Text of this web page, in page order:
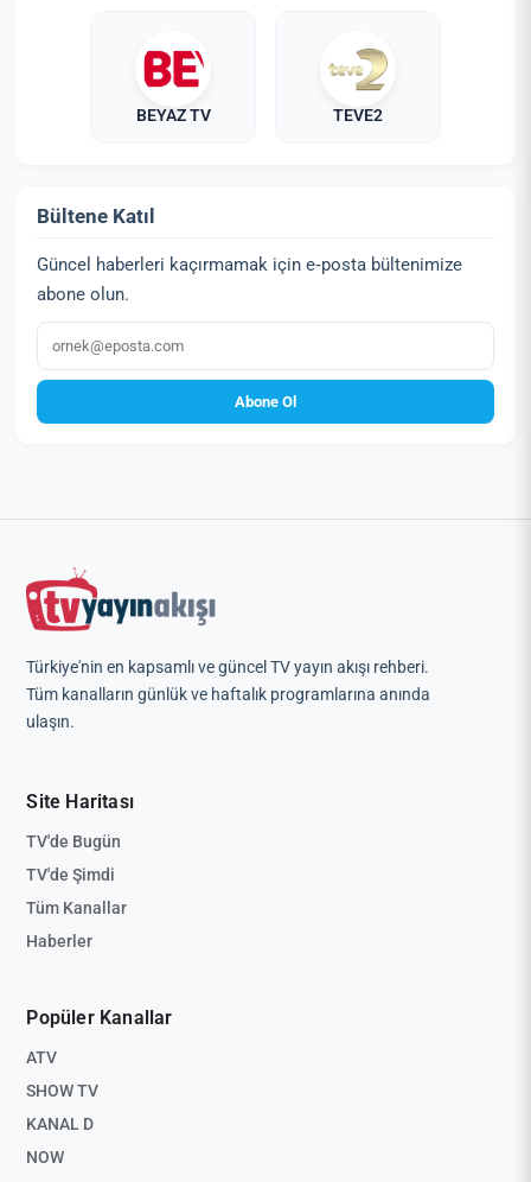
BEYAZ TV TEVE2
Bültene Katıl
Güncel haberleri kaçırmamak için e‑posta bültenimize
abone olun.
E‑posta
Abone Ol
Türkiye'nin en kapsamlı ve güncel TV yayın akışı rehberi.
Tüm kanalların günlük ve haftalık programlarına anında
ulaşın.
Site Haritası
TV'de Bugün
TV'de Şimdi
Tüm Kanallar
Haberler
Popüler Kanallar
ATV
SHOW TV
KANAL D
NOW